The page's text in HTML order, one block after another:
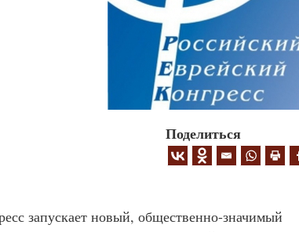
Поделиться
запускает новый, общественно-значимый